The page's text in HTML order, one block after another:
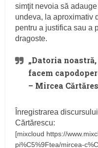
simţit nevoia să
undeva, la aproximativ
pentru a justifica sau a
dragoste.
„Datoria
facem
– Mircea
Înregistrarea
Cărtărescu:
[mixcloud https://
pi%C5%9Ftea/mircea-